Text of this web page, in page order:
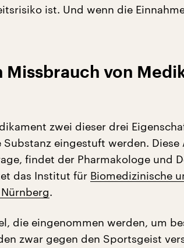
ist. Und wenn die
Missbrauch von
zwei dieser drei
Substanz eingestuft werden. Diese
findet der Pharmakologe und
das Institut für Biomedizinische
.
die eingenommen werden, um
zwar gegen den Sportsgeist